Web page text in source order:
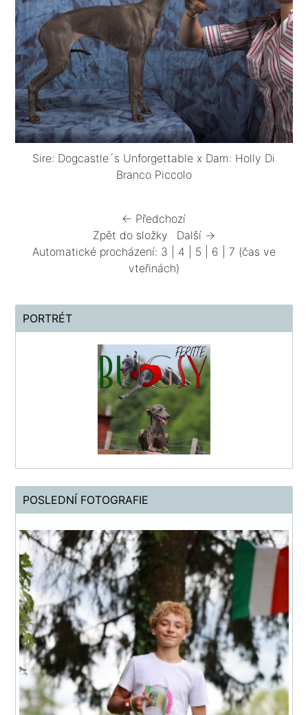
Sire: Dogcastle´s Unforgettable x Dam: Holly Di
Branco Piccolo
← Předchozí
Zpět do složky
Další →
Automatické procházení: 3 4 5 6 7 (čas ve
vteřinách)
PORTRÉT
POSLEDNÍ FOTOGRAFIE